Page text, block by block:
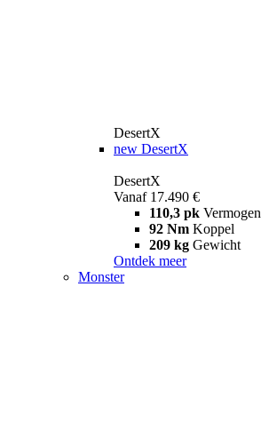
DesertX
new DesertX
DesertX
Vanaf 17.490 €
110,3 pk Vermogen
92 Nm Koppel
209 kg Gewicht
Ontdek meer
Monster